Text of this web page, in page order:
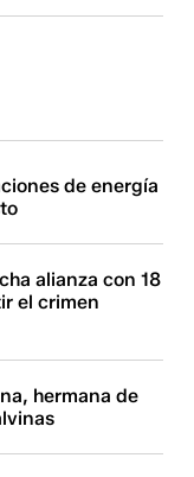
de energía
alianza con 18
el crimen
hermana de